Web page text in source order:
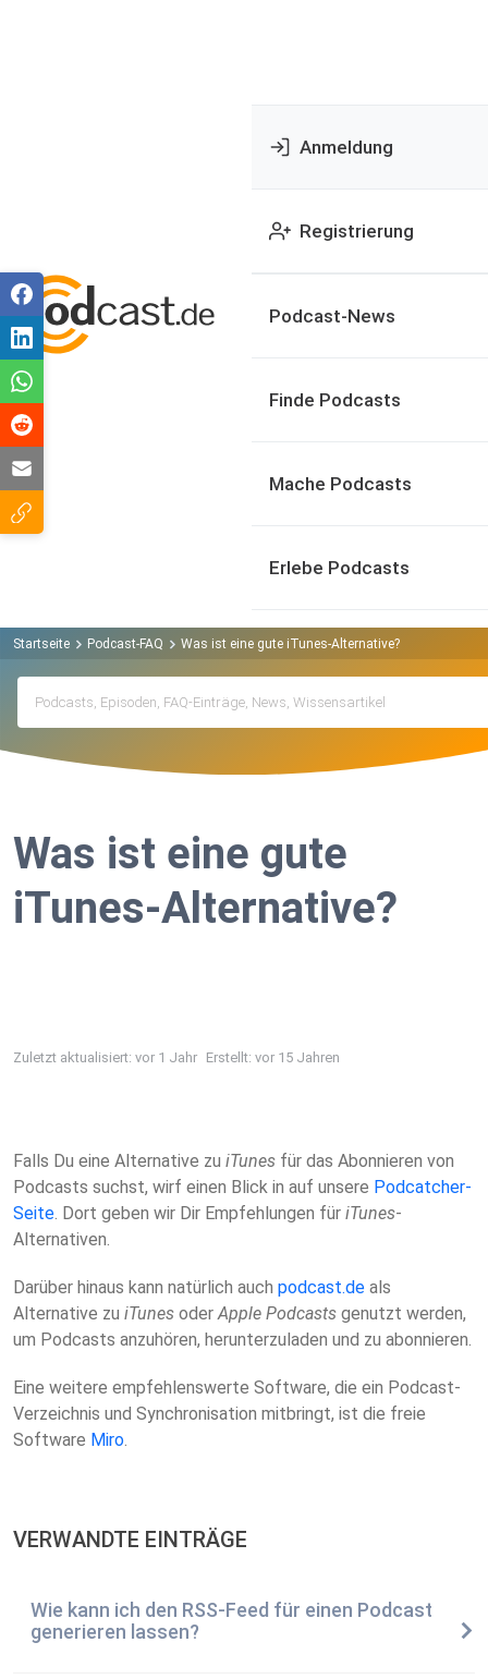
Anmeldung
Registrierung
Podcast-News
Finde Podcasts
Mache Podcasts
Erlebe Podcasts
Startseite Podcast-FAQ Was ist eine gute iTunes-Alternative?
Was ist eine gute
iTunes-Alternative?
Zuletzt aktualisiert: vor 1 Jahr Erstellt: vor 15 Jahren
Falls Du eine Alternative zu iTunes für das Abonnieren von
Podcasts suchst, wirf einen Blick in auf unsere Podcatcher-
Seite. Dort geben wir Dir Empfehlungen für iTunes-
Alternativen.
Darüber hinaus kann natürlich auch podcast.de als
Alternative zu iTunes oderApple Podcasts genutzt werden,
um Podcasts anzuhören, herunterzuladen und zu abonnieren.
Eine weitere empfehlenswerte Software, die ein Podcast-
Verzeichnis und Synchronisation mitbringt, ist die freie
Software Miro.
VERWANDTE EINTRÄGE
Wie kann ich den RSS-Feed für einen Podcast
generieren lassen?